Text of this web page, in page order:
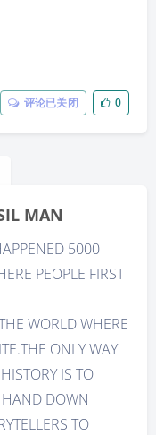
评论已关闭 0
MAN
5000
PEOPLE FIRST
WORLD WHERE
ONLY WAY
IS TO
DOWN
TO